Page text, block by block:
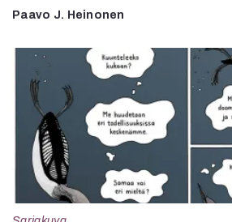
Paavo J. Heinonen